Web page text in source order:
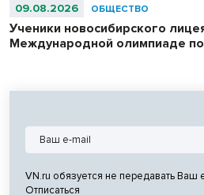
09.08.2026 ОБЩЕСТВО
Ученики новосибирского
Международной олимпиаде
VN.ru обязуется не передавать Ваш
Отписаться